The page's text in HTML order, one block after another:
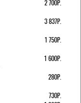
2 700Р.
3 837Р.
1 750Р.
1 600Р.
280Р.
730Р.